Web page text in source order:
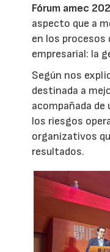
Fórum amec
aspecto que a
en los
empresarial: la
Según nos
destinada a
acompañada de
los riesgos
organizativos
resultados.